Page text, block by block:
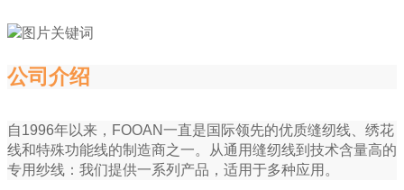
公司介绍
自1996年以来，FOOAN一直是国际领先的优质缝纫线、绣花
线和特殊功能线的制造商之一。从通用缝纫线到技术含量高的
专用纱线：我们提供一系列产品，适用于多种应用。